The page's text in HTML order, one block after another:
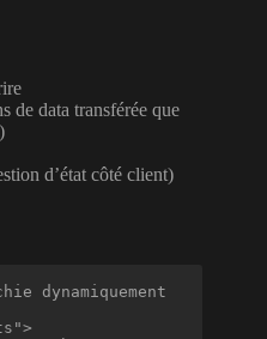
de data transférée que
d’état côté client)
dynamiquement